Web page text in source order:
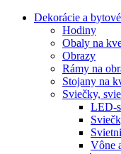
Dekorácie a
Hodiny
Obaly na
Obrazy
Rámy na
Stojany na
Sviečky,
LED-
Vône